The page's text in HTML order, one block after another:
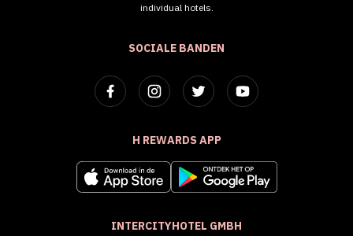
SOCIALE BANDEN
H REWARDS APP
INTERCITYHOTEL GMBH
individual hotels.